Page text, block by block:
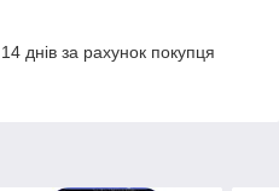
днів за рахунок покупця